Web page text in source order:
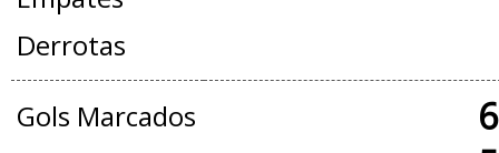
Derrotas
Gols Marcados